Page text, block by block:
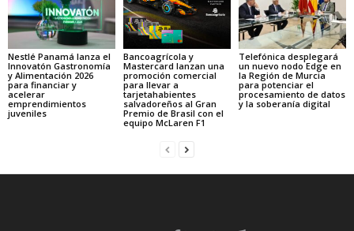
Nestlé Panamá lanza el
Innovatón Gastronomía
y Alimentación 2026
para financiar y
acelerar
emprendimientos
juveniles
Bancoagrícola y
Mastercard lanzan una
promoción comercial
para llevar a
tarjetahabientes
salvadoreños al Gran
Premio de Brasil con el
equipo McLaren F1
Telefónica desplegará
un nuevo nodo Edge en
la Región de Murcia
para potenciar el
procesamiento de datos
y la soberanía digital